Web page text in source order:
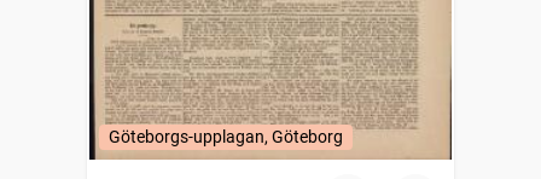
Göteborgs-upplagan, Göteborg